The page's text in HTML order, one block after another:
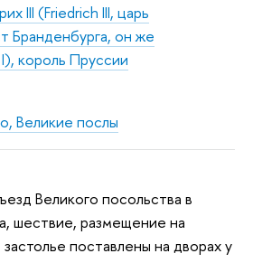
III (Friedrich III, царь
Бранденбурга, он же
король Пруссии
Великие послы
Великого посольства в
шествие, размещение на
поставлены на дворах у